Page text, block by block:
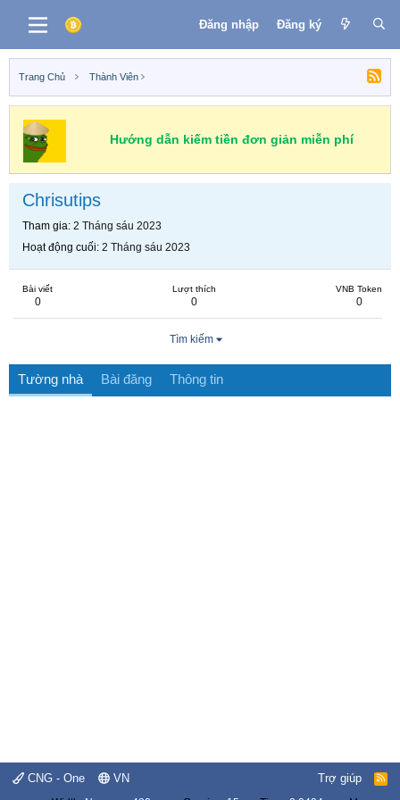
Đăng nhập Đăng ký
Trang Chủ Thành Viên
Hướng dẫn kiếm tiền đơn giản miễn phí
Chrisutips
Tham gia 2 Tháng sáu 2023
Hoạt động cuối 2 Tháng sáu 2023
Bài viết
0
Lượt thích
0
VNB Token
0
Tìm kiếm
Tường nhà Bài đăng Thông tin
CNG - One VN Trợ giúp
R